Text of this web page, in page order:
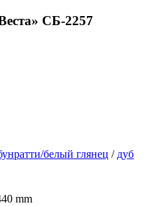
СБ-2257
белый глянец / дуб
mm